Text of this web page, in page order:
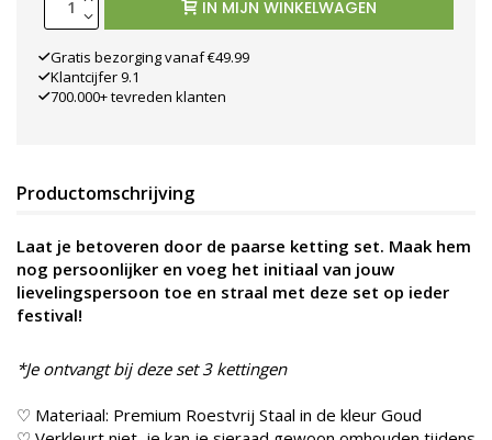
IN MIJN WINKELWAGEN
Gratis bezorging vanaf €49.99
Klantcijfer 9.1
700.000+ tevreden klanten
Productomschrijving
Laat je betoveren door de paarse ketting set. Maak hem
nog persoonlijker en voeg het initiaal van jouw
lievelingspersoon toe en straal met deze set op ieder
festival!
*Je ontvangt bij deze set 3 kettingen
♡ Materiaal: Premium Roestvrij Staal in de kleur Goud